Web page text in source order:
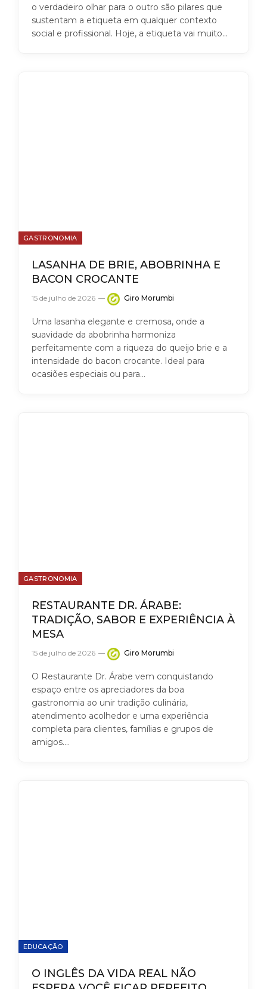
o verdadeiro olhar para o outro são pilares que
sustentam a etiqueta em qualquer contexto
social e profissional. Hoje, a etiqueta vai muito…
GASTRONOMIA
LASANHA DE BRIE, ABOBRINHA E
BACON CROCANTE
15 de julho de 2026 Giro Morumbi
Uma lasanha elegante e cremosa, onde a
suavidade da abobrinha harmoniza
perfeitamente com a riqueza do queijo brie e a
intensidade do bacon crocante. Ideal para
ocasiões especiais ou para…
GASTRONOMIA
RESTAURANTE DR. ÁRABE:
TRADIÇÃO, SABOR E EXPERIÊNCIA À
MESA
15 de julho de 2026 Giro Morumbi
O Restaurante Dr. Árabe vem conquistando
espaço entre os apreciadores da boa
gastronomia ao unir tradição culinária,
atendimento acolhedor e uma experiência
completa para clientes, famílias e grupos de
amigos.…
EDUCAÇÃO
O INGLÊS DA VIDA REAL NÃO